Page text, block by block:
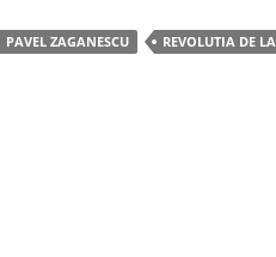
PAVEL ZAGANESCU
REVOLUTIA DE